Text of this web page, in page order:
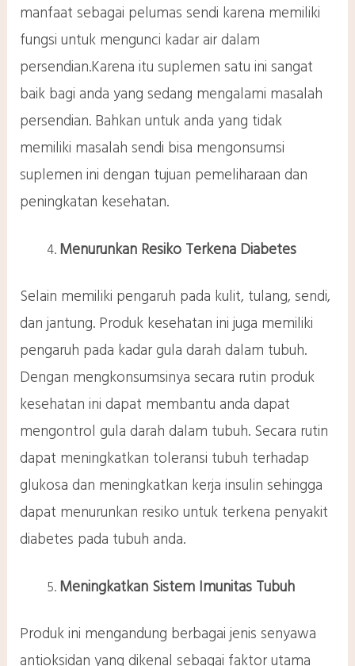
manfaat sebagai pelumas sendi karena memiliki
fungsi untuk mengunci kadar air dalam
persendian.Karena itu suplemen satu ini sangat
baik bagi anda yang sedang mengalami masalah
persendian. Bahkan untuk anda yang tidak
memiliki masalah sendi bisa mengonsumsi
suplemen ini dengan tujuan pemeliharaan dan
peningkatan kesehatan.
Menurunkan Resiko Terkena Diabetes
Selain memiliki pengaruh pada kulit, tulang, sendi,
dan jantung. Produk kesehatan ini juga memiliki
pengaruh pada kadar gula darah dalam tubuh.
Dengan mengkonsumsinya secara rutin produk
kesehatan ini dapat membantu anda dapat
mengontrol gula darah dalam tubuh. Secara rutin
dapat meningkatkan toleransi tubuh terhadap
glukosa dan meningkatkan kerja insulin sehingga
dapat menurunkan resiko untuk terkena penyakit
diabetes pada tubuh anda.
Meningkatkan Sistem Imunitas Tubuh
Produk ini mengandung berbagai jenis senyawa
antioksidan yang dikenal sebagai faktor utama